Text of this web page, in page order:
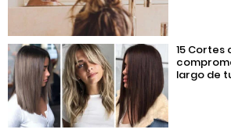
15 Cortes
largo de